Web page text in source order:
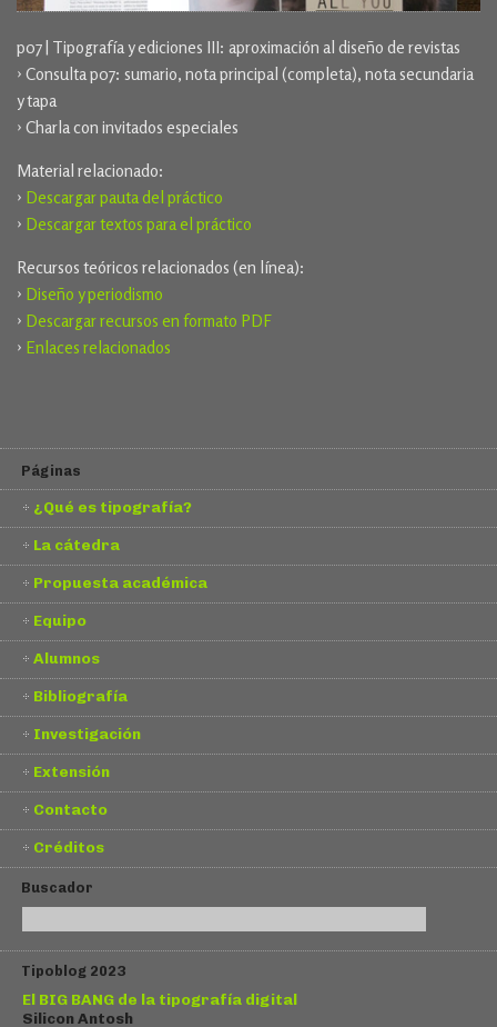
p07 | Tipografía y ediciones III: aproximación al diseño de revistas
› Consulta p07: sumario, nota principal (completa), nota secundaria
y tapa
› Charla con invitados especiales
Material relacionado:
› Descargar pauta del práctico
› Descargar textos para el práctico
Recursos teóricos relacionados (en línea):
› Diseño y periodismo
› Descargar recursos en formato PDF
› Enlaces relacionados
Páginas
¿Qué es tipografía?
La cátedra
Propuesta académica
Equipo
Alumnos
Bibliografía
Investigación
Extensión
Contacto
Créditos
Buscador
Tipoblog 2023
El BIG BANG de la tipografía digital
Silicon Antosh